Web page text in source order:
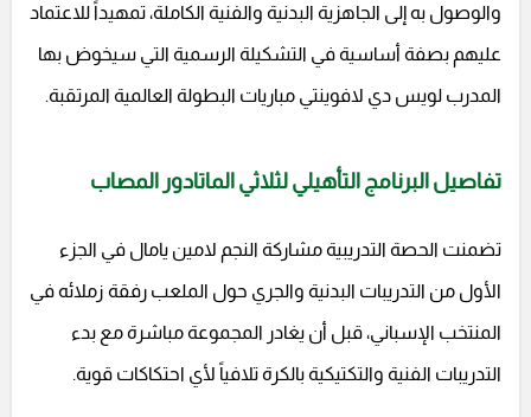
والوصول به إلى الجاهزية البدنية والفنية الكاملة، تمهيداً للاعتماد
عليهم بصفة أساسية في التشكيلة الرسمية التي سيخوض بها
المدرب لويس دي لافوينتي مباريات البطولة العالمية المرتقبة.
تفاصيل البرنامج التأهيلي لثلاثي الماتادور المصاب
تضمنت الحصة التدريبية مشاركة النجم لامين يامال في الجزء
الأول من التدريبات البدنية والجري حول الملعب رفقة زملائه في
المنتخب الإسباني، قبل أن يغادر المجموعة مباشرة مع بدء
التدريبات الفنية والتكتيكية بالكرة تلافياً لأي احتكاكات قوية.